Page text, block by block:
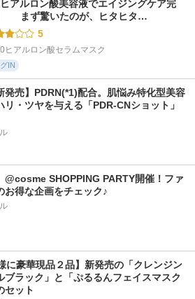
アルロン酸美容液でエイジングケア完
　まず驚いたのが、ヒタヒタ…
5
ヒアルロン酸セラムマスク
IN
発売】PDRN(*1)配合。肌悩み特化型美容
リ・ツヤを与える「PDR-CNショット」
@cosme SHOPPING PARTY開催！ファ
お得な企画をチェック♪
に豪華現品２品】新発売の「クレンジン
ブラック」と「ぷるるんフェイスマスク
セット